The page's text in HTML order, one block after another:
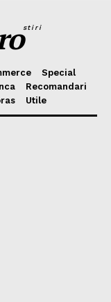
stiri
Special
Recomandari
Utile